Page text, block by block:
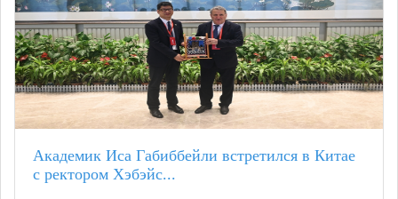
Академик Иса Габиббейли встретился в Китае
с ректором Хэбэйс...